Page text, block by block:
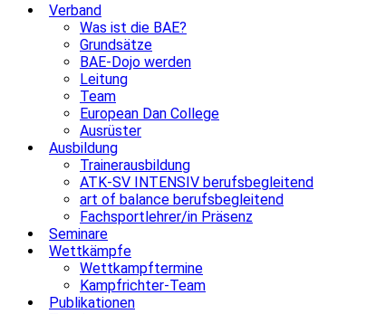
Verband
Was ist die BAE?
Grundsätze
BAE-Dojo werden
Leitung
Team
European Dan College
Ausrüster
Ausbildung
Trainerausbildung
ATK-SV INTENSIV berufsbegleitend
art of balance berufsbegleitend
Fachsportlehrer/in Präsenz
Seminare
Wettkämpfe
Wettkampftermine
Kampfrichter-Team
Publikationen